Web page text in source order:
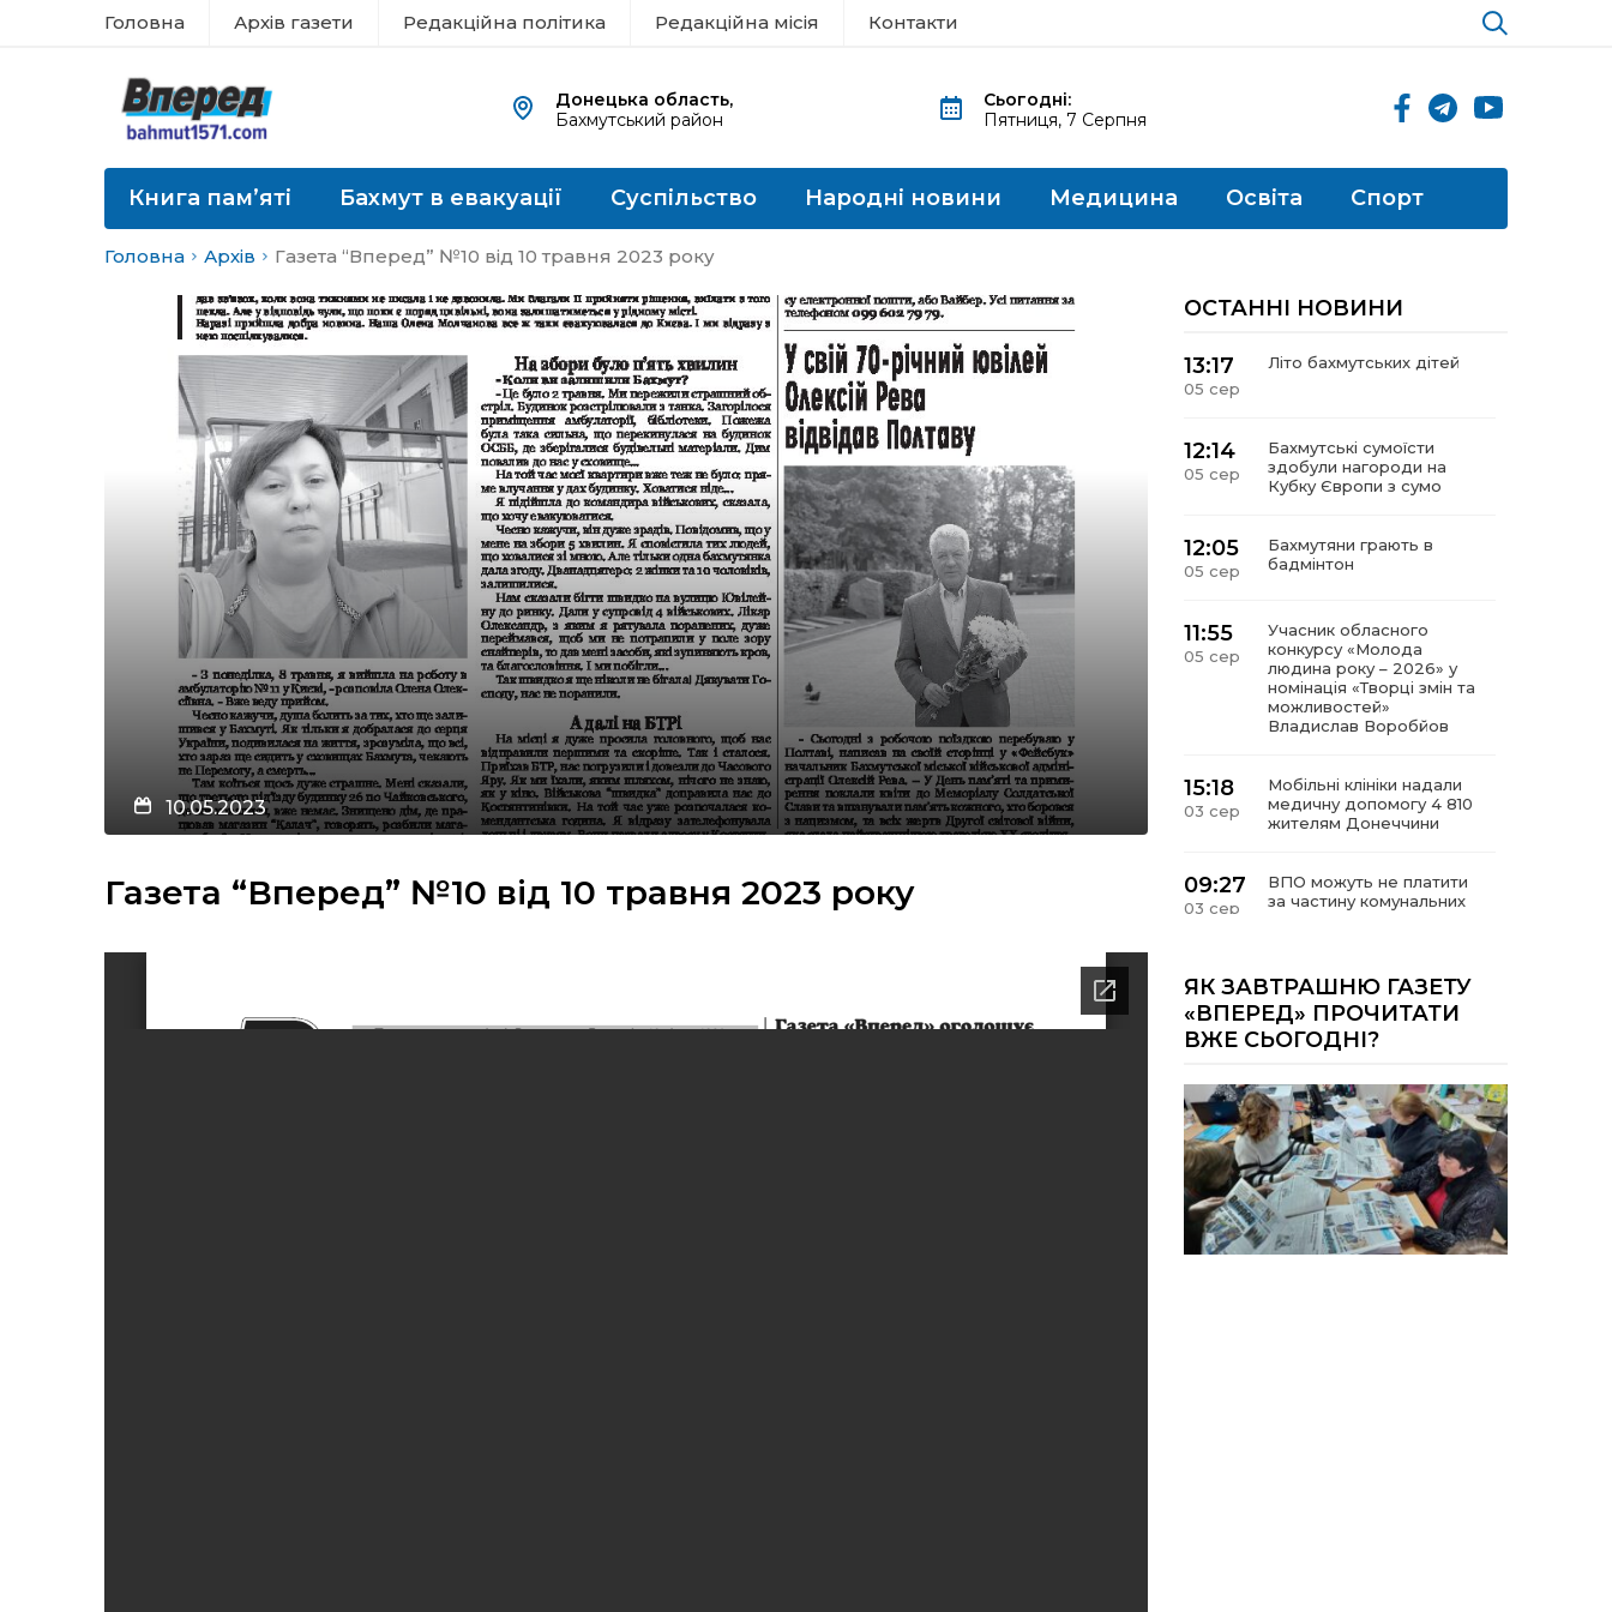
Головна Архів газети Редакційна політика Редакційна місія Контакти
Донецька область,
Бахмутський район
Сьогодні:
Пятниця, 7 Серпня
Книга пам’яті Бахмут в евакуації Суспільство Народні новини Медицина Освіта Спорт
Головна Архів Газета “Вперед” №10 від 10 травня 2023 року
10.05.2023
Газета “Вперед” №10 від 10 травня 2023 року
ОСТАННІ НОВИНИ
13:17
05 сер
Літо бахмутських дітей
12:14
05 сер
Бахмутські сумоїсти
здобули нагороди на
Кубку Європи з сумо
12:05
05 сер
Бахмутяни грають в
бадмінтон
11:55
05 сер
Учасник обласного
конкурсу «Молода
людина року – 2026» у
номінація «Творці змін та
можливостей»
Владислав Воробйов
15:18
03 сер
Мобільні клініки надали
медичну допомогу 4 810
жителям Донеччини
09:27
03 сер
ВПО можуть не платити
за частину комунальних
14:12
01 сер
Досі ВПО? Юристка
розповіла, коли
переселенці втрачають
виплати та статус
внутрішньо переміщеної
14:04
01 сер
Учасниця обласного
конкурсу «Молода
людина року – 2026» у
номінації «Пульс життя»
Аліна Кулик
ЯК ЗАВТРАШНЮ ГАЗЕТУ
«ВПЕРЕД» ПРОЧИТАТИ
ВЖЕ СЬОГОДНІ?